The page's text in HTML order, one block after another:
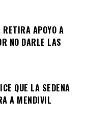
APOYO A
NO DARLE LAS
QUE LA SEDENA
A MENDIVIL